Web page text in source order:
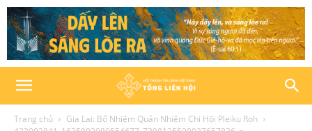
Trang chủ
Gia Lai: Bổ Nhiệm Quản Nhiệm Chi Hội Pleiku Roh